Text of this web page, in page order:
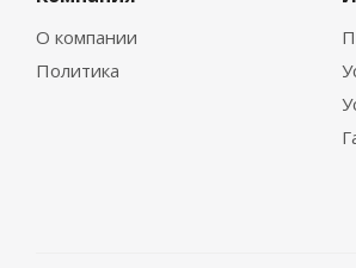
О компании
Политика